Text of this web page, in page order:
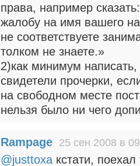
права, например
жалобу на имя вашего
не соответствуете
толком не знаете.»
2)как минимум
свидетели прочерки,
на свободном месте
нельзя было ни чего
Rampage 25 сен 2008 в
@justtoxa кстати,